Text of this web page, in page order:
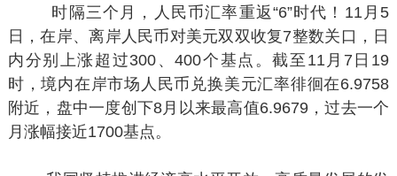
时隔三个月，人民币汇率重返“6”时代！11月5
日，在岸、离岸人民币对美元双双收复7整数关口，日
内分别上涨超过300、400个基点。截至11月7日19
时，境内在岸市场人民币兑换美元汇率徘徊在6.9758
附近，盘中一度创下8月以来最高值6.9679，过去一个
月涨幅接近1700基点。